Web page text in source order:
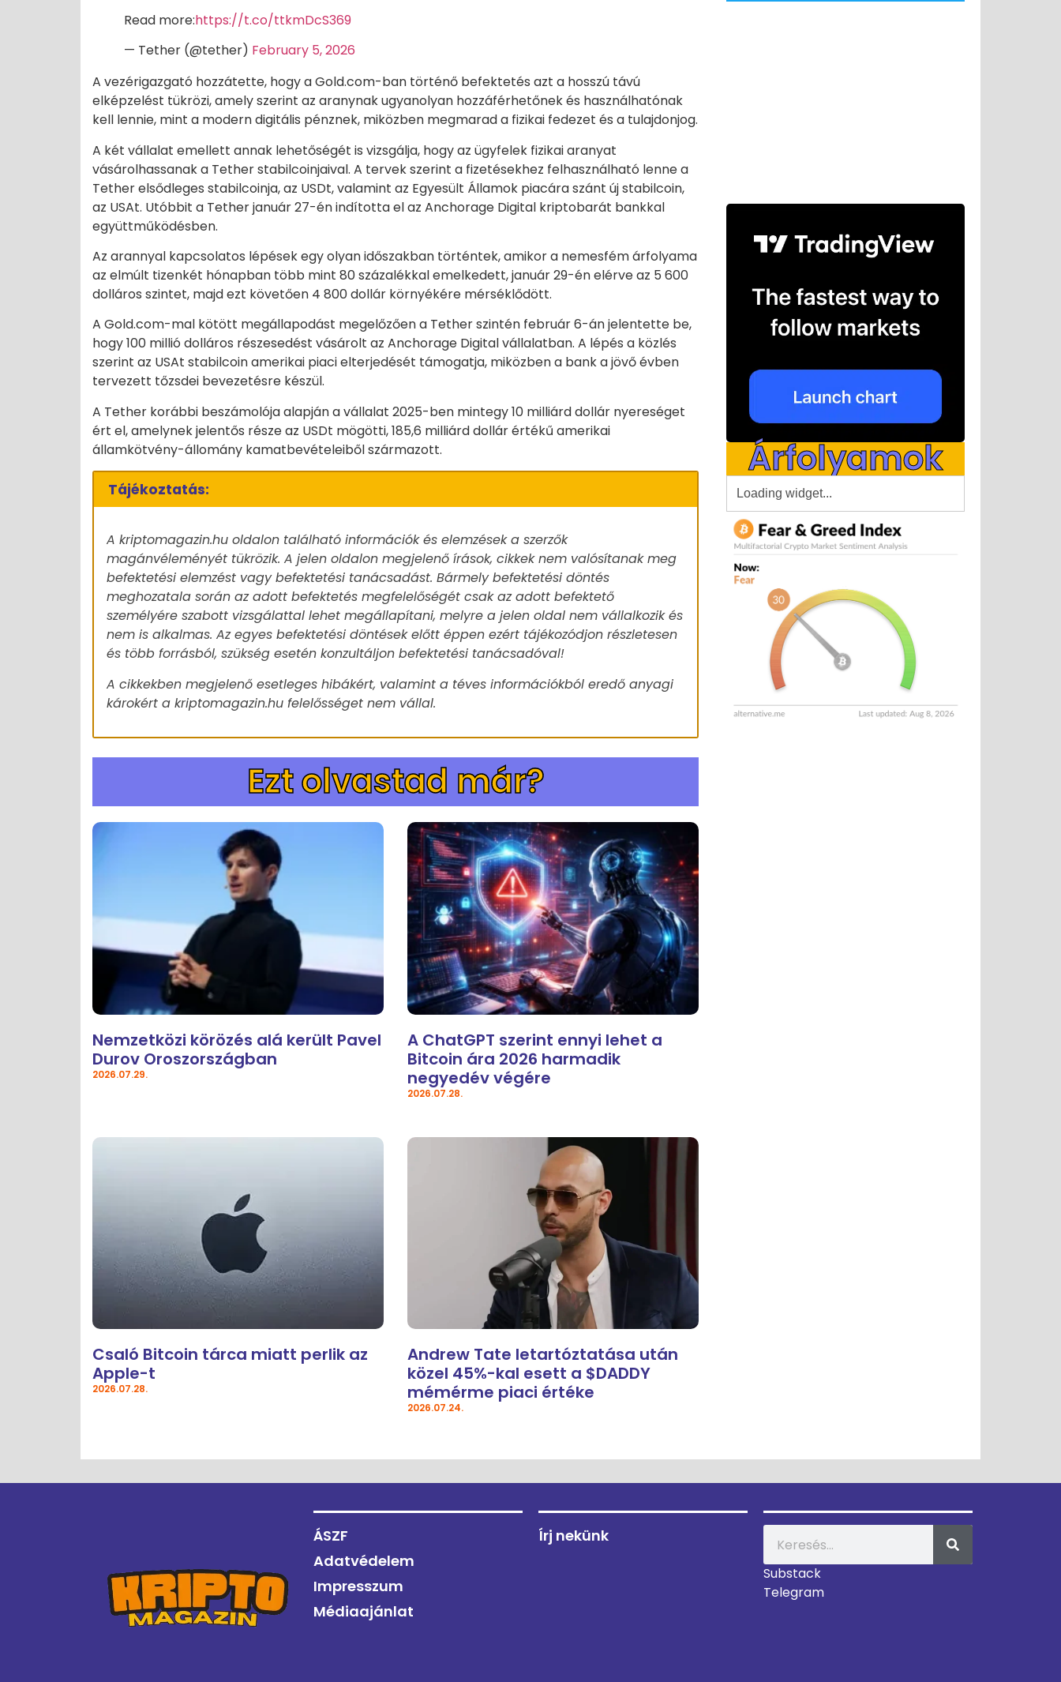
Read more:https://t.co/ttkmDcS369
— Tether (@tether) February 5, 2026
A vezérigazgató hozzátette, hogy a Gold.com-ban történő befektetés azt a hosszú távú
elképzelést tükrözi, amely szerint az aranynak ugyanolyan hozzáférhetőnek és használhatónak
kell lennie, mint a modern digitális pénznek, miközben megmarad a fizikai fedezet és a tulajdonjog.
A két vállalat emellett annak lehetőségét is vizsgálja, hogy az ügyfelek fizikai aranyat
vásárolhassanak a Tether stabilcoinjaival. A tervek szerint a fizetésekhez felhasználható lenne a
Tether elsődleges stabilcoinja, az USDt, valamint az Egyesült Államok piacára szánt új stabilcoin,
az USAt. Utóbbit a Tether január 27-én indította el az Anchorage Digital kriptobarát bankkal
együttműködésben.
Az arannyal kapcsolatos lépések egy olyan időszakban történtek, amikor a nemesfém árfolyama
az elmúlt tizenkét hónapban több mint 80 százalékkal emelkedett, január 29-én elérve az 5 600
dolláros szintet, majd ezt követően 4 800 dollár környékére mérséklődött.
A Gold.com-mal kötött megállapodást megelőzően a Tether szintén február 6-án jelentette be,
hogy 100 millió dolláros részesedést vásárolt az Anchorage Digital vállalatban. A lépés a közlés
szerint az USAt stabilcoin amerikai piaci elterjedését támogatja, miközben a bank a jövő évben
tervezett tőzsdei bevezetésre készül.
A Tether korábbi beszámolója alapján a vállalat 2025-ben mintegy 10 milliárd dollár nyereséget
ért el, amelynek jelentős része az USDt mögötti, 185,6 milliárd dollár értékű amerikai
államkötvény-állomány kamatbevételeiből származott.
Tájékoztatás:
A kriptomagazin.hu oldalon található információk és elemzések a szerzők
magánvéleményét tükrözik. A jelen oldalon megjelenő írások, cikkek nem valósítanak meg
befektetési elemzést vagy befektetési tanácsadást. Bármely befektetési döntés
meghozatala során az adott befektetés megfelelőségét csak az adott befektető
személyére szabott vizsgálattal lehet megállapítani, melyre a jelen oldal nem vállalkozik és
nem is alkalmas. Az egyes befektetési döntések előtt éppen ezért tájékozódjon részletesen
és több forrásból, szükség esetén konzultáljon befektetési tanácsadóval!
A cikkekben megjelenő esetleges hibákért, valamint a téves információkból eredő anyagi
károkért a kriptomagazin.hu felelősséget nem vállal.
Ezt olvastad már?
Nemzetközi körözés alá került Pavel
Durov Oroszországban
2026.07.29.
A ChatGPT szerint ennyi lehet a
Bitcoin ára 2026 harmadik
negyedév végére
2026.07.28.
Csaló Bitcoin tárca miatt perlik az
Apple-t
2026.07.28.
Andrew Tate letartóztatása után
közel 45%-kal esett a $DADDY
mémérme piaci értéke
2026.07.24.
Árfolyamok
ÁSZF
Adatvédelem
Impresszum
Médiaajánlat
Írj nekünk
Substack
Telegram